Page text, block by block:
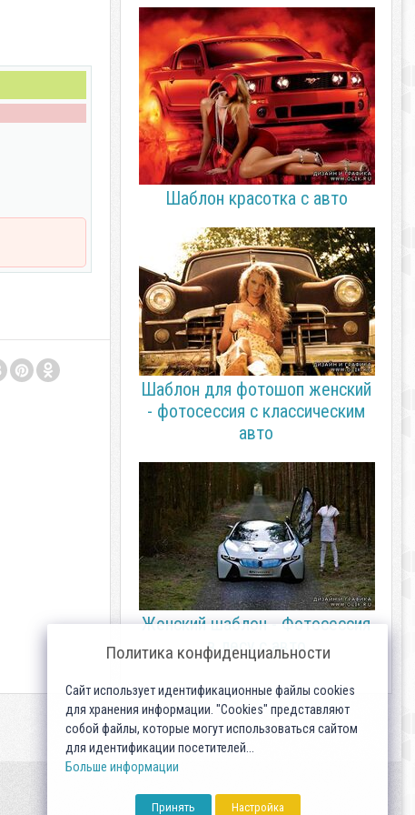
Шаблон красотка с авто
Шаблон для фотошоп женский
- фотосессия с классическим
авто
Женский шаблон - Фотосессия
в лесу с авто
Политика конфиденциальности
Сайт использует идентификационные файлы cookies
для хранения информации. "Cookies" представляют
собой файлы, которые могут использоваться сайтом
для идентификации посетителей...
Больше информации
Принять Настройка